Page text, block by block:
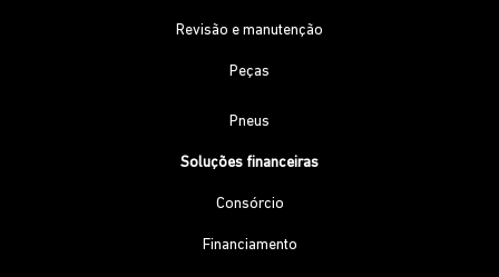
Revisão e manutenção
Peças
Pneus
Soluções financeiras
Consórcio
Financiamento